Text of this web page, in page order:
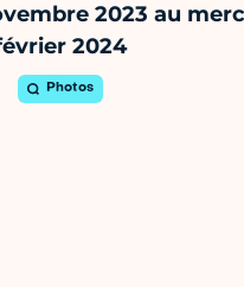
2023 au
2024
Photos